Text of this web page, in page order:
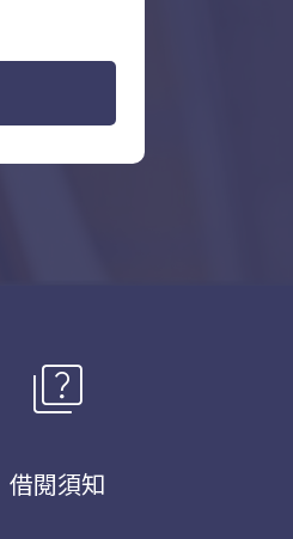
quiz
借閱須知